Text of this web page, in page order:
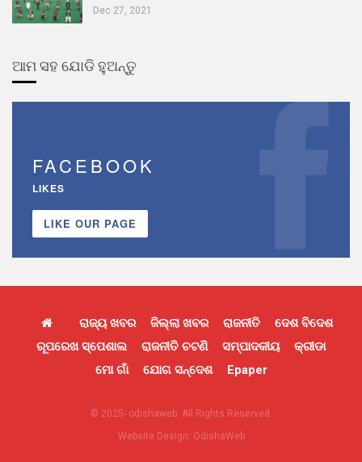
Dec 27, 2021
ଆମ ସହ ଯୋଡି ହୁଅନ୍ତୁ
FACEBOOK
LIKES
LIKE OUR PAGE
ରାଜ୍ୟ ଖବର ଜିଲ୍ଲା ଖବର ରାଜନୀତି
ଦେଶ ବିଦେଶ
ରୂପରେଖ ସ୍ପେଶାଲ
ରାଜନୀତି ଚଟଣି ସମ୍ପାଦକୀୟ
କ୍ରୀଡା
ମୋ ଗାଁ
ଯୋଗ ସନ୍ଦେଶ Epaper
© 2025- odishaweb. All Rights Reserved.
Website Design: OdishaWeb